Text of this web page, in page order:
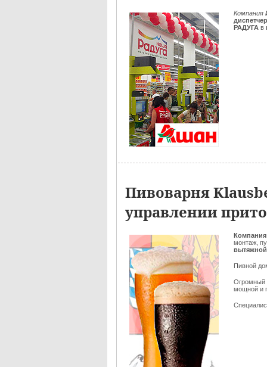
Компания
РАДУГА в
Пивоварня
управлении
Компания
монтаж,
Пивной
Огромный
мощной и